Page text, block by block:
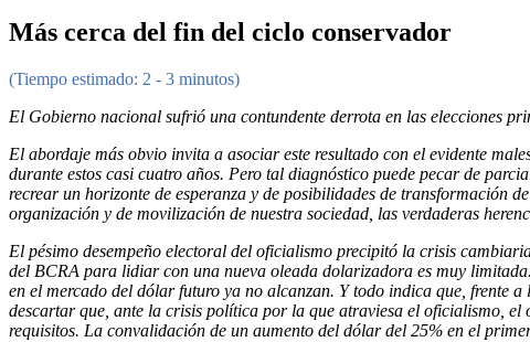
Más cerca del fin del ciclo conservador
(Tiempo estimado: 2 - 3 minutos)
El Gobierno nacional sufrió una contundente derrota en las elecciones
El abordaje más obvio invita a asociar este resultado con el evidente
durante estos casi cuatro años. Pero tal diagnóstico puede pecar de
recrear un horizonte de esperanza y de posibilidades de transformación
organización y de movilización de nuestra sociedad, las verdaderas
El pésimo desempeño electoral del oficialismo precipitó la crisis
del BCRA para lidiar con una nueva oleada dolarizadora es muy
en el mercado del dólar futuro ya no alcanzan. Y todo indica que, frente
descartar que, ante la crisis política por la que atraviesa el oficialismo,
requisitos. La convalidación de un aumento del dólar del 25% en el